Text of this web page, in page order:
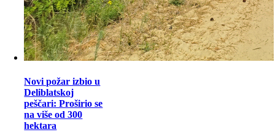
Novi požar izbio u
Deliblatskoj
peščari: Proširio se
na više od 300
hektara